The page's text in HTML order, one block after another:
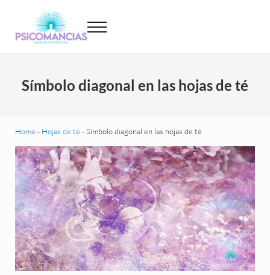
Psicomancias
Menu
Símbolo diagonal en las hojas de té
Home - Hojas de té -Símbolo diagonal en las hojas de té